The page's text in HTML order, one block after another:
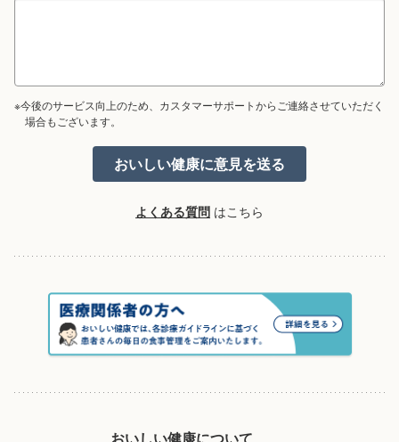
※今後のサービス向上のため、カスタマーサポートからご連絡させていただく
場合もございます。
よくある質問 はこちら